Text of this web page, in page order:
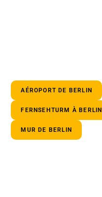
AÉROPORT DE BERLIN
FERNSEHTURM À BERLIN
MUR DE BERLIN